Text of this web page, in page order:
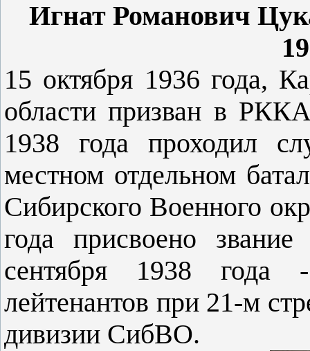
Игнат Романович
15 октября 1936 года,
области призван в
1938 года проходил
местном отдельном
Сибирского Военного
года присвоено
сентября 1938 года
лейтенантов при 21-м
дивизии СибВО.